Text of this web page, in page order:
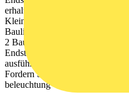
erhaltsmaterial mit Sentara durch
Kleinverteiler S01F und
Baulicher Brandabschnitt
2 Baulicher Brandabschnitt
Endstromkreise Endstromkreise
ausführlichen Informationen zu
Fordern Sie unsere
beleuchtung“ bei uns an!